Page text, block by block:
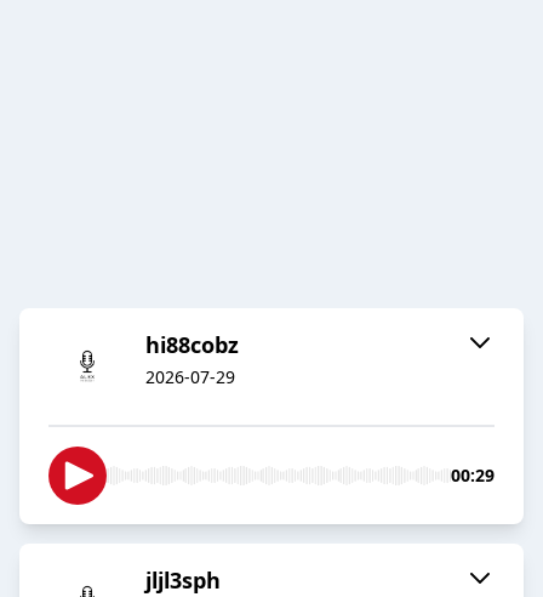
hi88cobz
2026-07-29
00:29
jljl3sph